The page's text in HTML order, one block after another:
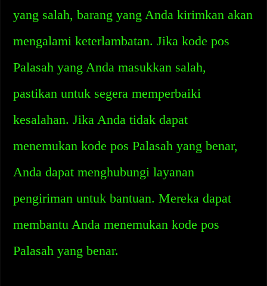
yang salah, barang yang Anda kirimkan akan
mengalami keterlambatan. Jika kode pos
Palasah yang Anda masukkan salah,
pastikan untuk segera memperbaiki
kesalahan. Jika Anda tidak dapat
menemukan kode pos Palasah yang benar,
Anda dapat menghubungi layanan
pengiriman untuk bantuan. Mereka dapat
membantu Anda menemukan kode pos
Palasah yang benar.